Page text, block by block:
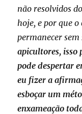
não resolvidos
hoje, e por que
permanecer
apicultores, isso
pode despertar
eu fizer a
esboçar um
enxameação